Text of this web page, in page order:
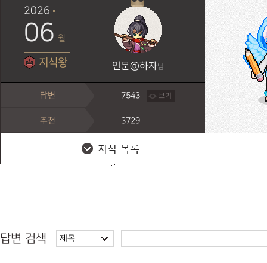
2026
06 월
지식왕 인문@하자님
답변 7543 보기
추천 3729
답변 검색 제목